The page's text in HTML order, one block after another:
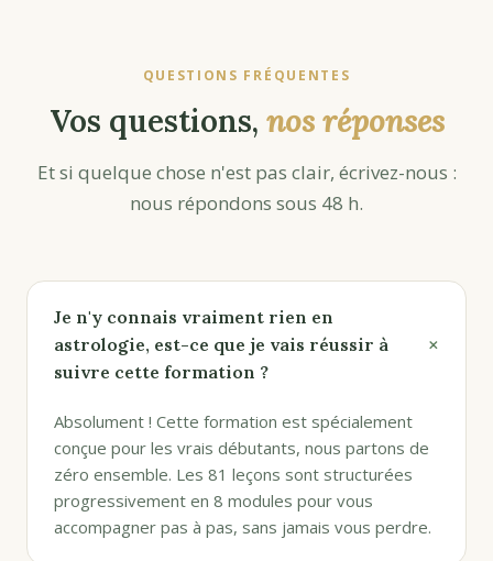
QUESTIONS FRÉQUENTES
Vos questions, nos réponses
Et si quelque chose n'est pas clair, écrivez-nous :
nous répondons sous 48 h.
Je n'y connais vraiment rien en
astrologie, est-ce que je vais réussir à
suivre cette formation ?
+
Absolument ! Cette formation est spécialement
conçue pour les vrais débutants, nous partons de
zéro ensemble. Les 81 leçons sont structurées
progressivement en 8 modules pour vous
accompagner pas à pas, sans jamais vous perdre.